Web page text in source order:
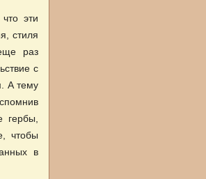
эти
стиля
раз
с
А тему
гербы,
чтобы
в